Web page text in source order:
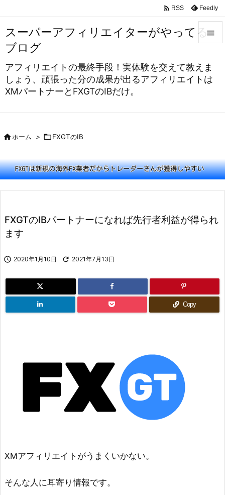
スーパーアフィリエイターがやってる
ブログ
アフィリエイトの最終手段！実体験を交えて教えま
しょう、頑張った分の成果が出るアフィリエイトは
XMパートナーとFXGTのIBだけ。

メニュ


検索
 RSS Feedly
ホーム > FXGTのIB
FXGTのIBパートナーになれば先行者利益が得られ
ます
 2020年1月10日  2021年7月13日
Copy
XMアフィリエイトがうまくいかない。
そんな人に耳寄り情報です。